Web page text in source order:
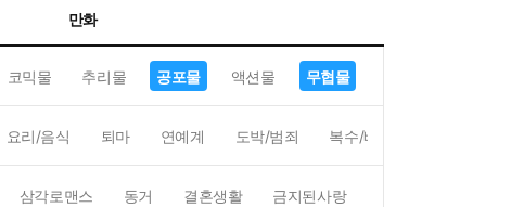
만화
코믹물 추리물 공포물 액션물 무협물
요리/음식 퇴마 연예계 도박/범죄 복수/배신
삼각로맨스 동거 결혼생활 금지된사랑